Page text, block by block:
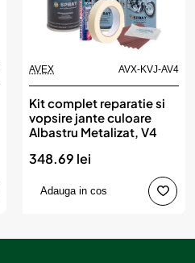
AVEX AVX-KVJ-AV4
Kit complet reparatie si
vopsire jante culoare
Albastru Metalizat, V4
348.69 lei
Adauga in cos